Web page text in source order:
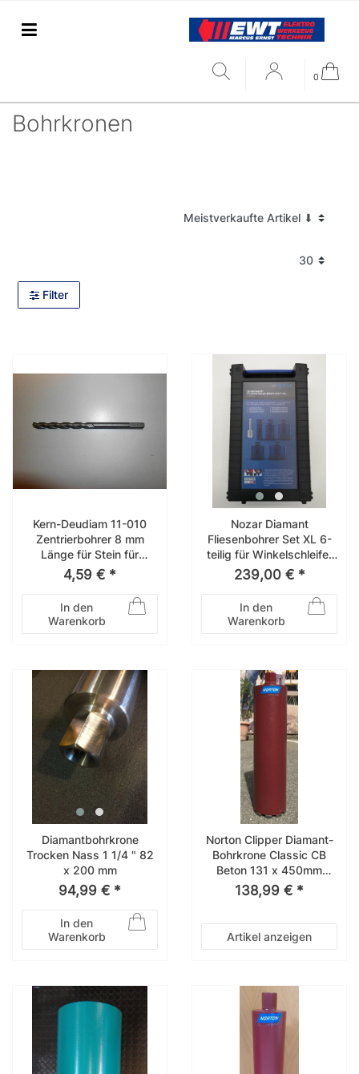
0
Bohrkronen
Filter
Kern-Deudiam 11-010
Zentrierbohrer 8 mm
Länge für Stein für
Bohrkronen
4,59 € *
In den
Warenkorb
Nozar Diamant
Fliesenbohrer Set XL 6-
teilig für Winkelschleifer
6729820
239,00 € *
In den
Warenkorb
Diamantbohrkrone
Trocken Nass 1 1/4 " 82
x 200 mm
94,99 € *
In den
Warenkorb
Norton Clipper Diamant-
Bohrkrone Classic CB
Beton 131 x 450mm
70184613215
138,99 € *
Artikel anzeigen